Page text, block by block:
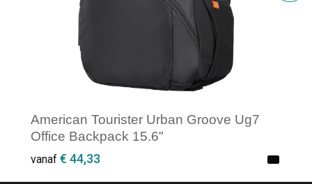
American Tourister Urban Groove Ug7
Office Backpack 15.6"
vanaf € 44,33